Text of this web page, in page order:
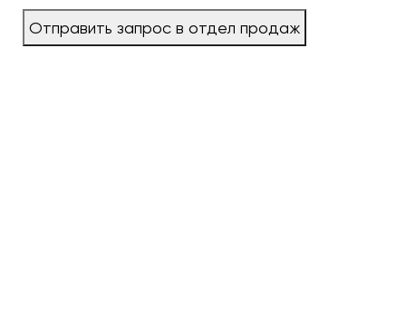
Отправить запрос в отдел продаж